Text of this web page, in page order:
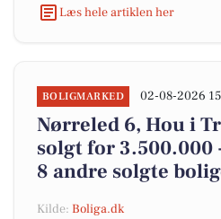
Læs hele artiklen her
BOLIGMARKED 02-08-2026
Nørreled 6, Hou i
solgt for 3.500.000
8 andre solgte
Kilde: Boliga.dk